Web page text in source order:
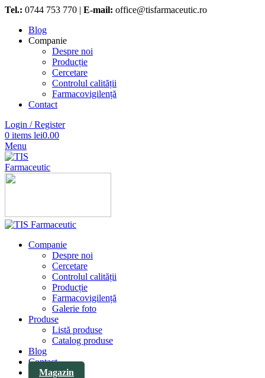
Tel.: 0744 753 770 | E-mail: office@tisfarmaceutic.ro
Blog
Companie
Despre noi
Producție
Cercetare
Controlul calității
Farmacovigilență
Contact
Login / Register
0 items lei0.00
Menu
Companie
Despre noi
Cercetare
Controlul calității
Producție
Farmacovigilență
Galerie foto
Produse
Listă produse
Catalog produse
Blog
Contact
Magazin